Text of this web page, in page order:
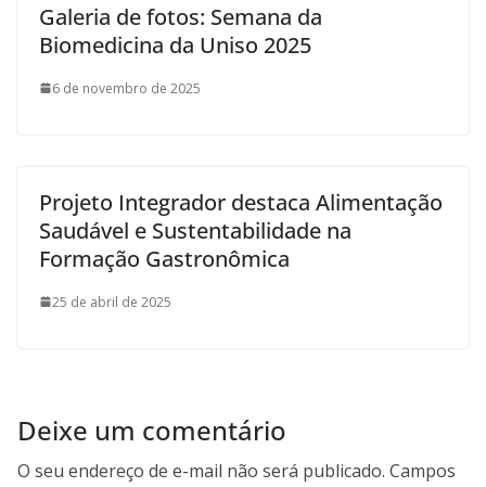
Galeria de fotos: Semana da
Biomedicina da Uniso 2025
6 de novembro de 2025
Projeto Integrador destaca Alimentação
Saudável e Sustentabilidade na
Formação Gastronômica
25 de abril de 2025
Deixe um comentário
O seu endereço de e-mail não será publicado. Campos